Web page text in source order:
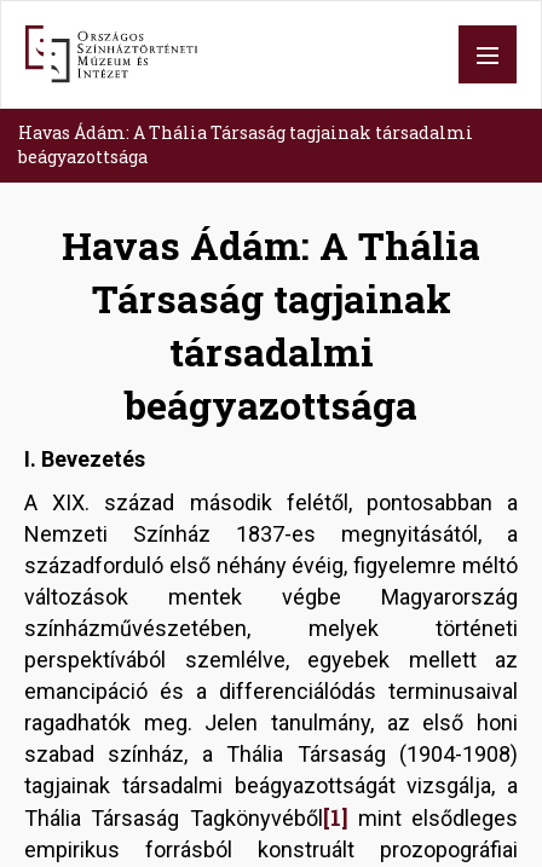
content
Havas Ádám: A Thália Társaság tagjainak társadalmi
beágyazottsága
Havas Ádám: A Thália
Társaság tagjainak
társadalmi
beágyazottsága
I. Bevezetés
A XIX. század második felétől, pontosabban a
Nemzeti Színház 1837-es megnyitásától, a
századforduló első néhány évéig, figyelemre méltó
változások mentek végbe Magyarország
színházművészetében, melyek történeti
perspektívából szemlélve, egyebek mellett az
emancipáció és a differenciálódás terminusaival
ragadhatók meg. Jelen tanulmány, az első honi
szabad színház, a Thália Társaság (1904-1908)
tagjainak társadalmi beágyazottságát vizsgálja, a
Thália Társaság Tagkönyvéből [1] mint elsődleges
empirikus forrásból konstruált prozopográfiai